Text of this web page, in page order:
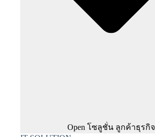
Open โซลูชั่น ลูกค้าธุรกิจ